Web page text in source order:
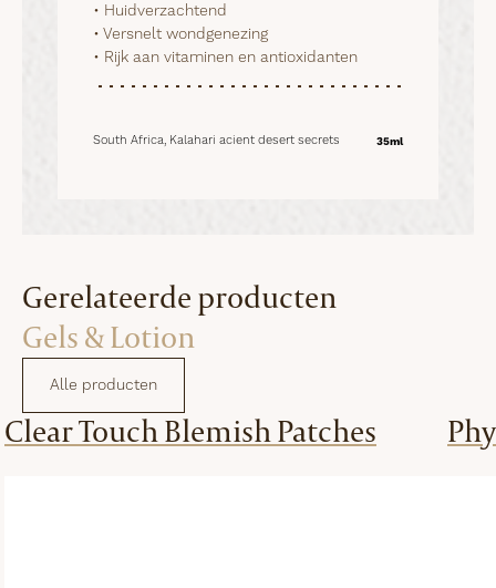
Gerelateerde producten
Gels & Lotion
Alle producten
Clear Touch Blemish Patches
• Huidverzachtend
• Versnelt wondgenezing
• Rijk aan vitaminen en antioxidanten
South Africa, Kalahari acient desert secrets 35ml